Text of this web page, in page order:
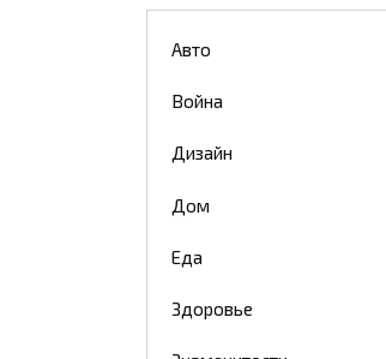
Авто
Война
Дизайн
Дом
Еда
Здоровье